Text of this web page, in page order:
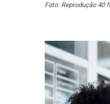
Foto: Reprodução 40